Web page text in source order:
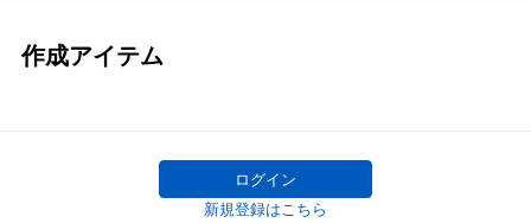
作成アイテム
ログイン
新規登録はこちら